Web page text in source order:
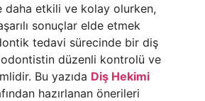
daha etkili ve kolay olurken,
sonuçlar elde etmek
tedavi sürecinde bir diş
düzenli kontrolü ve
Bu yazıda Diş Hekimi
hazırlanan önerileri